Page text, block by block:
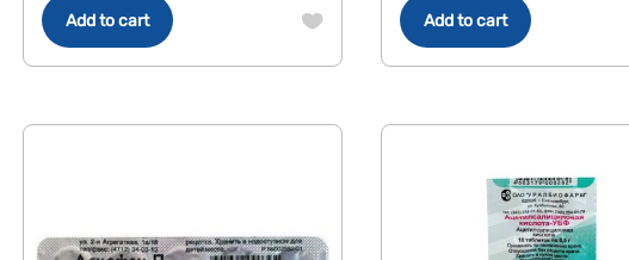
Add to cart Add to cart